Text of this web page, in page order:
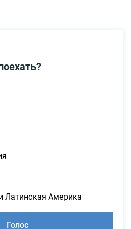
Латинская Америка